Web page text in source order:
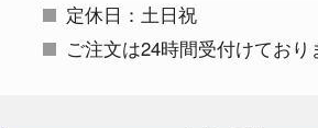
定休日：土日祝
ご注文は24時間受付けており